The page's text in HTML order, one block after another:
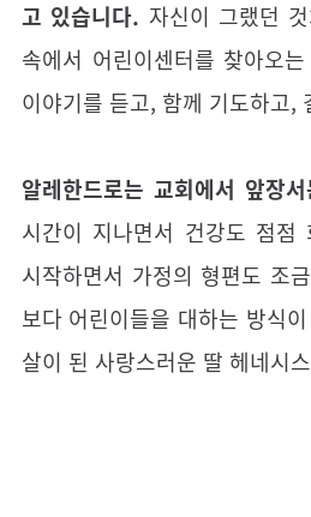
고 있습니다. 자신이 그랬던
속에서 어린이센터를 찾아오
이야기를 듣고, 함께 기도하고,
알레한드로는 교회에서 앞장
시간이 지나면서 건강도 점점
시작하면서 가정의 형편도 조
보다 어린이들을 대하는 방식
살이 된 사랑스러운 딸 헤네시